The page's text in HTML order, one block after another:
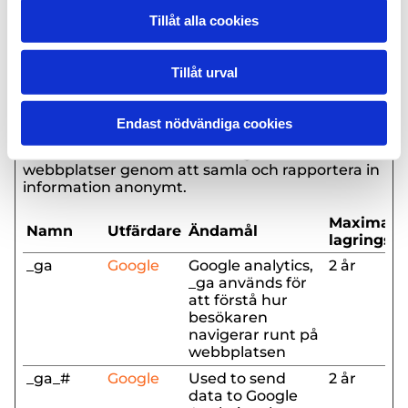
Tillåt alla cookies
Tillåt urval
Endast nödvändiga cookies
nsent
Cookiebo
t
Indikerar
medgivande för
Cookies för statistik hjälper en webbplatsägare
webbplatser genom att samla och rapportera in
information anonymt.
Namn Utfärdare Ändamål
Maximal
_ga
Google
Google analytics,
_ga används för
att förstå hur
besökaren
navigerar runt på
webbplatsen
2 år
_ga_# Google
Used to send
data to Google
2 år